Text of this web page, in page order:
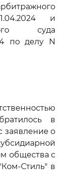
и
суда
по делу N
в
заявление о
общества с
Стиль" в